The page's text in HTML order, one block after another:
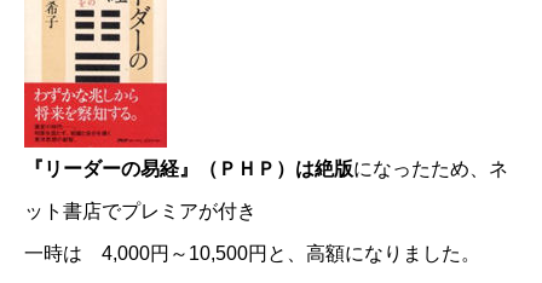
『リーダーの易経』（ＰＨＰ）は絶版になったため、ネ
ット書店でプレミアが付き
一時は 4,000円～10,500円と、高額になりました。